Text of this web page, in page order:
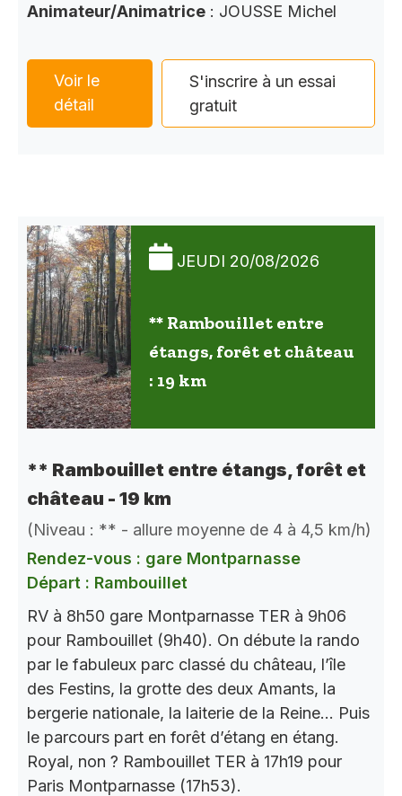
Animateur/Animatrice : JOUSSE Michel
Voir le
détail
S'inscrire à un essai
gratuit
JEUDI 20/08/2026
** Rambouillet entre
étangs, forêt et château
: 19 km
** Rambouillet entre étangs, forêt et
château - 19 km
(Niveau : ** - allure moyenne de 4 à 4,5 km/h)
Rendez-vous : gare Montparnasse
Départ : Rambouillet
RV à 8h50 gare Montparnasse TER à 9h06
pour Rambouillet (9h40). On débute la rando
par le fabuleux parc classé du château, l’île
des Festins, la grotte des deux Amants, la
bergerie nationale, la laiterie de la Reine… Puis
le parcours part en forêt d’étang en étang.
Royal, non ? Rambouillet TER à 17h19 pour
Paris Montparnasse (17h53).